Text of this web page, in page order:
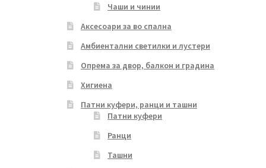
Чаши и чинии
Аксесоари за во спална
Амбиентални светилки и лустери
Опрема за двор, балкон и градина
Хигиена
Патни куфери, ранци и ташни
Патни куфери
Ранци
Ташни